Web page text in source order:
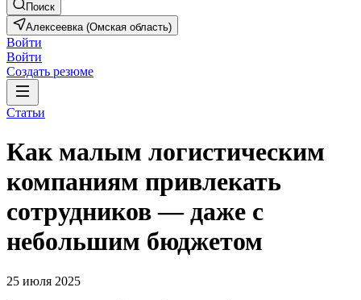
Поиск
Алексеевка (Омская область)
Войти
Войти
Создать резюме
Статьи
Как малым логистическим
компаниям привлекать
сотрудников — даже с
небольшим бюджетом
25 июля 2025